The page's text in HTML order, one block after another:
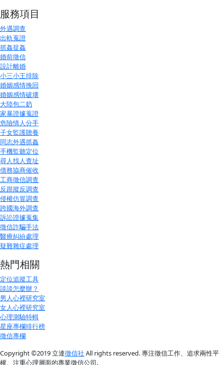
服務項目
外遇調查
出軌蒐證
抓姦捉姦
婚前徵信
設計離婚
小三小王排除
婚姻感情挽回
婚姻感情破壞
大陸包二奶
家暴證據蒐證
危險情人分手
子女監護贍養
同志外遇抓姦
手機監聽定位
尋人找人查址
債務協商催收
工商徵信調查
反跟蹤反調查
侵權仿冒調查
跨國海外調查
訴訟證據蒐集
徵信詐騙手法
醫療糾紛處理
疑難雜症處理
熱門相關
定位追蹤工具
談談怎麼辦？
男人心裡研究室
女人心裡研究室
心理測驗特輯
星座專欄排行榜
徵信專欄
Copyright ©2019 立達徵信社 All rights reserved. 專注徵信工作、追求兩性平
權、注重心理層面的專業徵信公司.